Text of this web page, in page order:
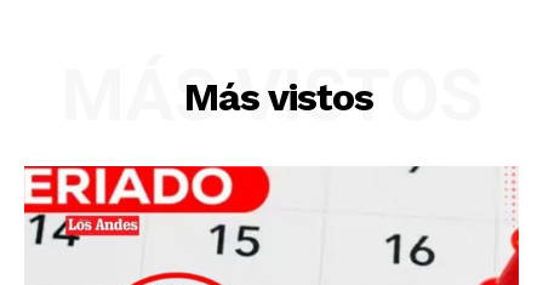
Más vistos
MÁS VISTOS